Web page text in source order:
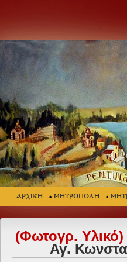
ΑΡΧΙΚΗ ΜΗΤΡΟΠΟΛΗ
(Φωτογρ. Υλικό)
Αγ.